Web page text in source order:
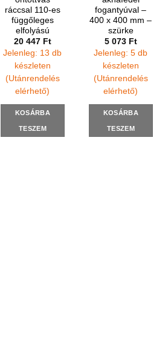
ráccsal 110-es
függőleges
elfolyású
20 447 Ft
Jelenleg: 13 db
készleten
(Utánrendelés
elérhető)
KOSÁRBA
TESZEM
fogantyúval –
400 x 400 mm –
szürke
5 073 Ft
Jelenleg: 5 db
készleten
(Utánrendelés
elérhető)
KOSÁRBA
TESZEM